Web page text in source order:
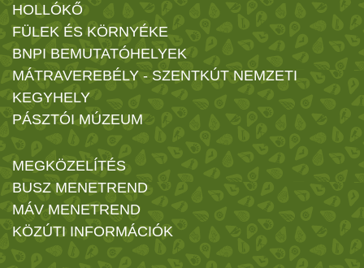
HOLLÓKŐ
FÜLEK ÉS KÖRNYÉKE
BNPI BEMUTATÓHELYEK
MÁTRAVEREBÉLY - SZENTKÚT NEMZETI
KEGYHELY
PÁSZTÓI MÚZEUM
MEGKÖZELÍTÉS
BUSZ MENETREND
MÁV MENETREND
KÖZÚTI INFORMÁCIÓK